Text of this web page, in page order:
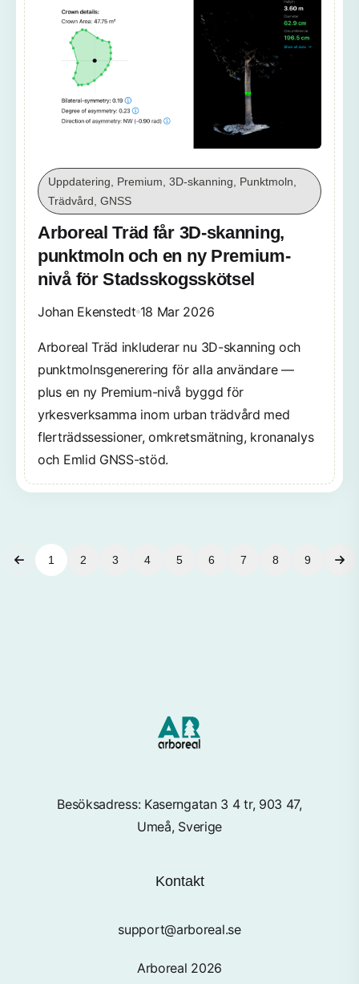
Uppdatering, Premium, 3D-skanning, Punktmoln,
Trädvård, GNSS
Arboreal Träd får 3D-skanning,
punktmoln och en ny Premium-
nivå för Stadsskogsskötsel
Johan Ekenstedt 18 Mar 2026
Arboreal Träd inkluderar nu 3D-skanning och
punktmolnsgenerering för alla användare —
plus en ny Premium-nivå byggd för
yrkesverksamma inom urban trädvård med
flerträdssessioner, omkretsmätning, kronanalys
och Emlid GNSS-stöd.
1 2 3 4 5 6 7 8 9
Besöksadress: Kaserngatan 3 4 tr, 903 47,
Umeå, Sverige
Kontakt
support@arboreal.se
Arboreal 2026